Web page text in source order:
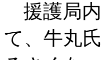
援護局内
て、牛丸